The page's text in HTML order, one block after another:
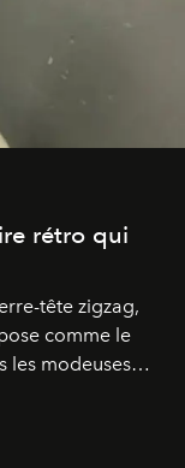
rétro qui
tête zigzag,
comme le
les modeuses